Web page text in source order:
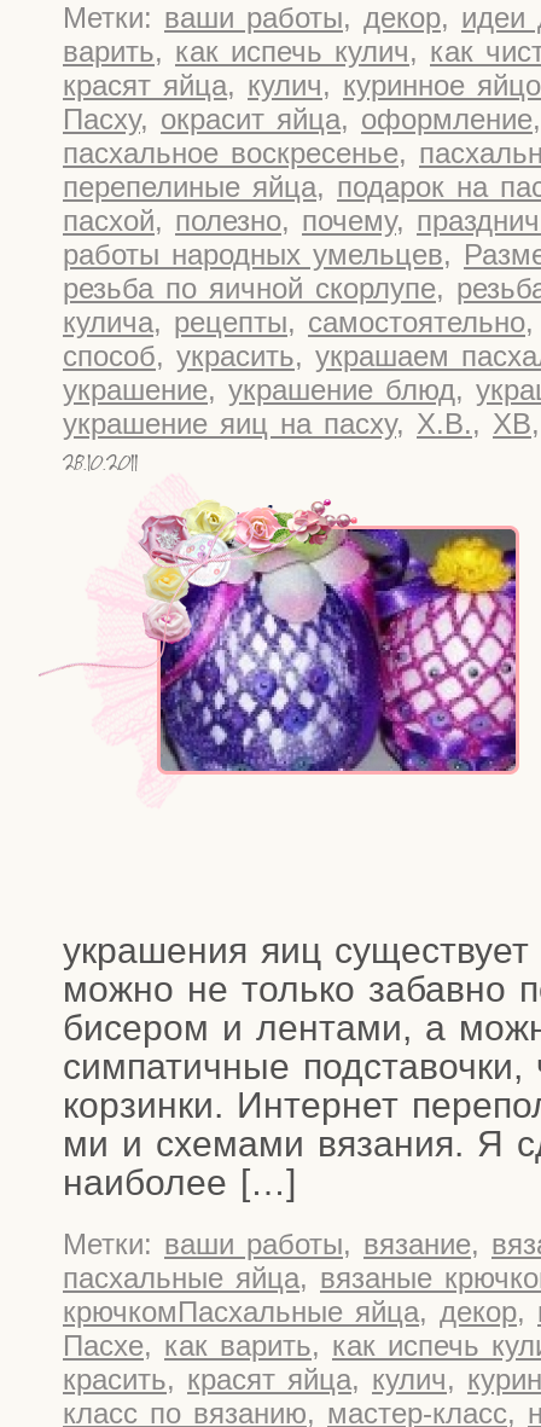
Метки: ваши работы, декор, идеи
варить, как испечь кулич, как
красят яйца, кулич, куринное яйцо
Пасху, окрасит яйца, оформление
пасхальное воскресенье,
перепелиные яйца, подарок на
пасхой, полезно, почему,
работы народных умельцев,
резьба по яичной скорлупе,
кулича, рецепты, самостоятельно
способ, украсить, украшаем
украшение, украшение блюд,
украшение яиц на пасху, Х.В., ХВ
28.10.2011
укра­ше­ния яиц
мож­но не толь­ко забав­но
бисе­ром и лен­та­ми, а
сим­па­тич­ные под­ста­воч­ки,
кор­зин­ки. Интер­нет
ми и схе­ма­ми вяза­ния. Я
наиболее […]
Метки: ваши работы, вязание,
пасхальные яйца, вязаные
крючкомПасхальные яйца, декор,
Пасхе, как варить, как испечь
красить, красят яйца, кулич,
класс по вязанию, мастер-класс,